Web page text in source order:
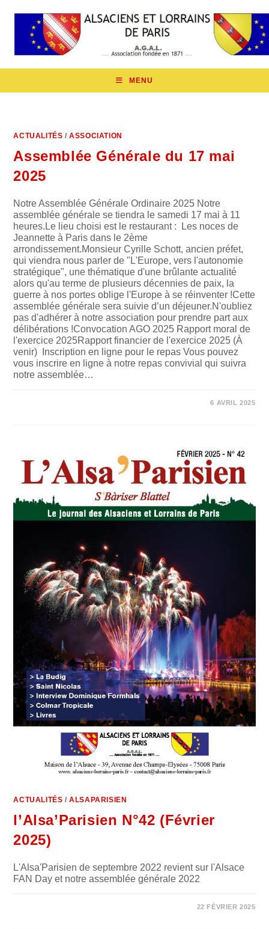
MENU
ACTUALITÉS /ASSOCIATION
Assemblée Générale du 17 mai
2025
Notre Assemblée Générale Ordinaire 2025 Notre
assemblée générale se tiendra le samedi 17 mai à 11
heures.Le lieu choisi est le restaurant : Les noces de
Jeannette à Paris dans le 2ème
arrondissement.Monsieur Cyrille Schott, ancien préfet,
qui viendra nous parler de "L'Europe, vers l'autonomie
stratégique", une thématique d'une brûlante actualité
alors qu'au terme de plusieurs décennies de paix, la
guerre à nos portes oblige l'Europe à se réinventer !Cette
assemblée générale sera suivie d’un déjeuner.N'oubliez
pas d'adhérer à notre association pour prendre part aux
délibérations !Convocation AGO 2025 Rapport moral de
l'exercice 2025Rapport financier de l'exercice 2025 (À
venir) Inscription en ligne pour le repas Vous pouvez
vous inscrire en ligne à notre repas convivial qui suivra
notre assemblée…
6 AVRIL 2025
ACTUALITÉS /ALSAPARISIEN
l’Alsa’Parisien N°42 (Février
2025)
L'Alsa'Parisien de septembre 2022 revient sur l'Alsace
FAN Day et notre assemblée générale 2022
22 FÉVRIER 2025